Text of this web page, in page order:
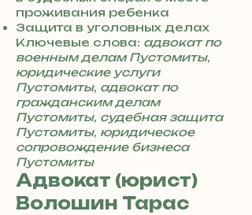
8
5
7
8
4
проживания ребенка
Защита в уголовных делах
Ключевые слова: адвокат по
военным делам Пустомиты,
юридические услуги
Пустомиты, адвокат по
гражданским делам
Пустомиты, судебная защита
Пустомиты, юридическое
сопровождение бизнеса
Пустомиты
Адвокат (юрист)
Волошин Тарас